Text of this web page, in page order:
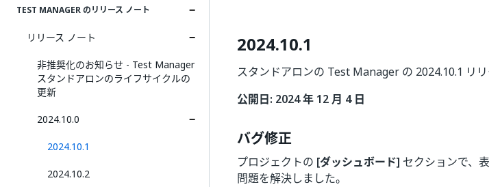
TEST MANAGER のリリース ノート
リリース ノート
非推奨化のお知らせ - Test Manager
スタンドアロンのライフサイクルの
更新
2024.10.0
2024.10.1
2024.10.2
2024.10.1
スタンドアロンの Test Manager の 2024.10.1 リ
公開日: 2024 年 12 月 4 日
バグ修正
プロジェクトの [ダッシュボード] セクションで、
問題を解決しました。